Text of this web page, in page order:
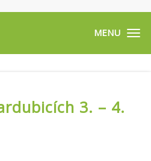
3. – 4.